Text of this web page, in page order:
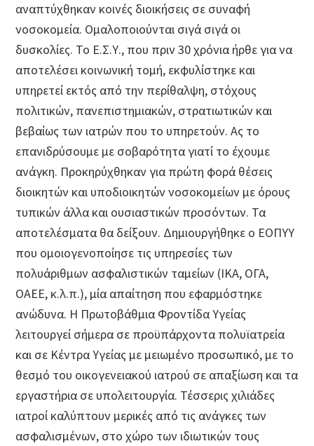
αναπτύχθηκαν κοινές διοικήσεις σε συναφή
νοσοκομεία. Ομαλοποιούνται σιγά σιγά οι
δυσκολίες. Το Ε.Σ.Υ., που πριν 30 χρόνια ήρθε για να
αποτελέσει κοινωνική τομή, εκφυλίστηκε και
υπηρετεί εκτός από την περίθαλψη, στόχους
πολιτικών, πανεπιστημιακών, στρατιωτικών και
βεβαίως των ιατρών που το υπηρετούν. Ας το
επανιδρύσουμε με σοβαρότητα γιατί το έχουμε
ανάγκη. Προκηρύχθηκαν για πρώτη φορά θέσεις
διοικητών και υποδιοικητών νοσοκομείων με όρους
τυπικών άλλα και ουσιαστικών προσόντων. Τα
αποτελέσματα θα δείξουν. Δημιουργήθηκε ο ΕΟΠΥΥ
που ομοιογενοποίησε τις υπηρεσίες των
πολυάριθμων ασφαλιστικών ταμείων (ΙΚΑ, ΟΓΑ,
ΟΑΕΕ, κ.λ.π.), μία απαίτηση που εφαρμόστηκε
ανώδυνα. Η Πρωτοβάθμια Φροντίδα Υγείας
λειτουργεί σήμερα σε προϋπάρχοντα πολυϊατρεία
και σε Κέντρα Υγείας με μειωμένο προσωπικό, με το
θεσμό του οικογενειακού ιατρού σε απαξίωση και τα
εργαστήρια σε υπολειτουργία. Τέσσερις χιλιάδες
ιατροί καλύπτουν μερικές από τις ανάγκες των
ασφαλισμένων, στο χώρο των ιδιωτικών τους